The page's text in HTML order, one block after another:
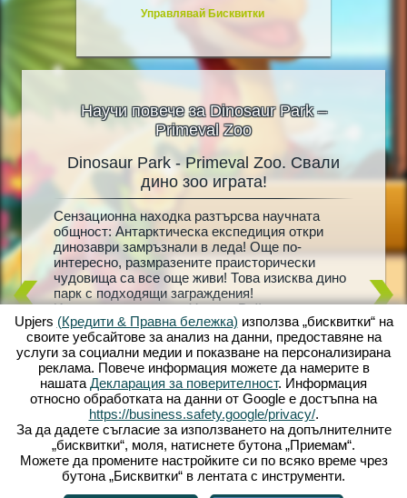
Управлявай Бисквитки
Научи повече за Dinosaur Park –
Primeval Zoo
-
да
за
с
Dinosaur Park - Primeval Zoo. Свали
дино зоо играта!
Сензационна находка разтърсва научната
общност: Антарктическа експедиция откри
динозаври замръзнали в леда! Още по-
интересно, размразените праисторически
чудовища са все още живи! Това изисква дино
парк с подходящи заграждения!
Изследователят д -р Уолтър Райън е тук, за да
помогне - той винаги е подозирал, че
замразените динозаври могат да бъдат
събудени отново към живот. Но дали ще
разбере какво се е случило и с изчезналата му
съпруга? Влезте в диво праисторическо
приключение с Dinosaur Park – Primeval Zoo!
пълен
добре
като
бебета
нови
очаква!
Upjers (Кредити & Правна бележка) използва „бисквитки“ на
своите уебсайтове за анализ на данни, предоставяне на
услуги за социални медии и показване на персонализирана
реклама. Повече информация можете да намерите в
нашата Декларация за поверителност. Информация
относно обработката на данни от Google е достъпна на
https://business.safety.google/privacy/.
За да дадете съгласие за използването на допълнителните
„бисквитки“, моля, натиснете бутона „Приемам“.
Можете да промените настройките си по всяко време чрез
бутона „Бисквитки“ в лентата с инструменти.